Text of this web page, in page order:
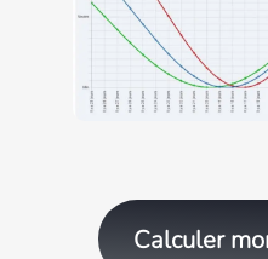
Calculer